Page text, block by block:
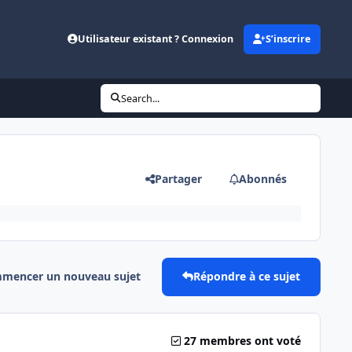
Utilisateur existant ? Connexion S’inscrire
Search...
Partager Abonnés
un nouveau sujet Répondre à ce sujet
27 membres ont voté